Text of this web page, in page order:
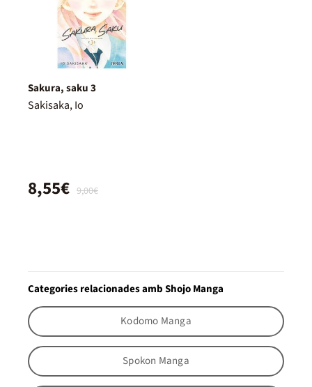
Sakura, saku 3
Sakisaka, Io
9,00€
8,55€
Categories relacionades amb Shojo Manga
Kodomo Manga
Spokon Manga